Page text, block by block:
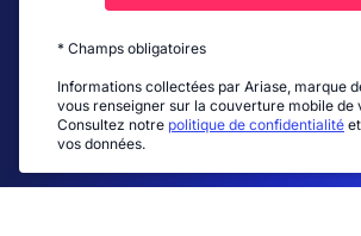
* Champs obligatoires
Informations collectées par Ariase, marque
vous renseigner sur la couverture mobile de
Consultez notre politique de confidentialité
vos données.